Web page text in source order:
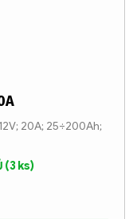
(3 ks)
20A; 25÷200Ah;